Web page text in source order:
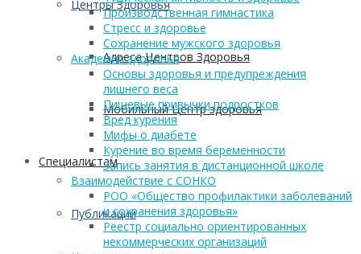
Центры Здоровья
Адреса Центров Здоровья
Мобильный Центр здоровья
Cпециалистам
Публикации
Производственная гимнастика
Стресс и здоровье
Сохранение мужского здоровья
Академия здоровья
Основы здоровья и предупреждения
лишнего веса
Пищевые привычки подростков
Вред курения
Мифы о диабете
Курение во время беременности
Запись занятия в дистанционной школе
Взаимодействие с СОНКО
РОО «Общество профилактики заболеваний
и сохранения здоровья»
Реестр социально ориентированных
некоммерческих организаций